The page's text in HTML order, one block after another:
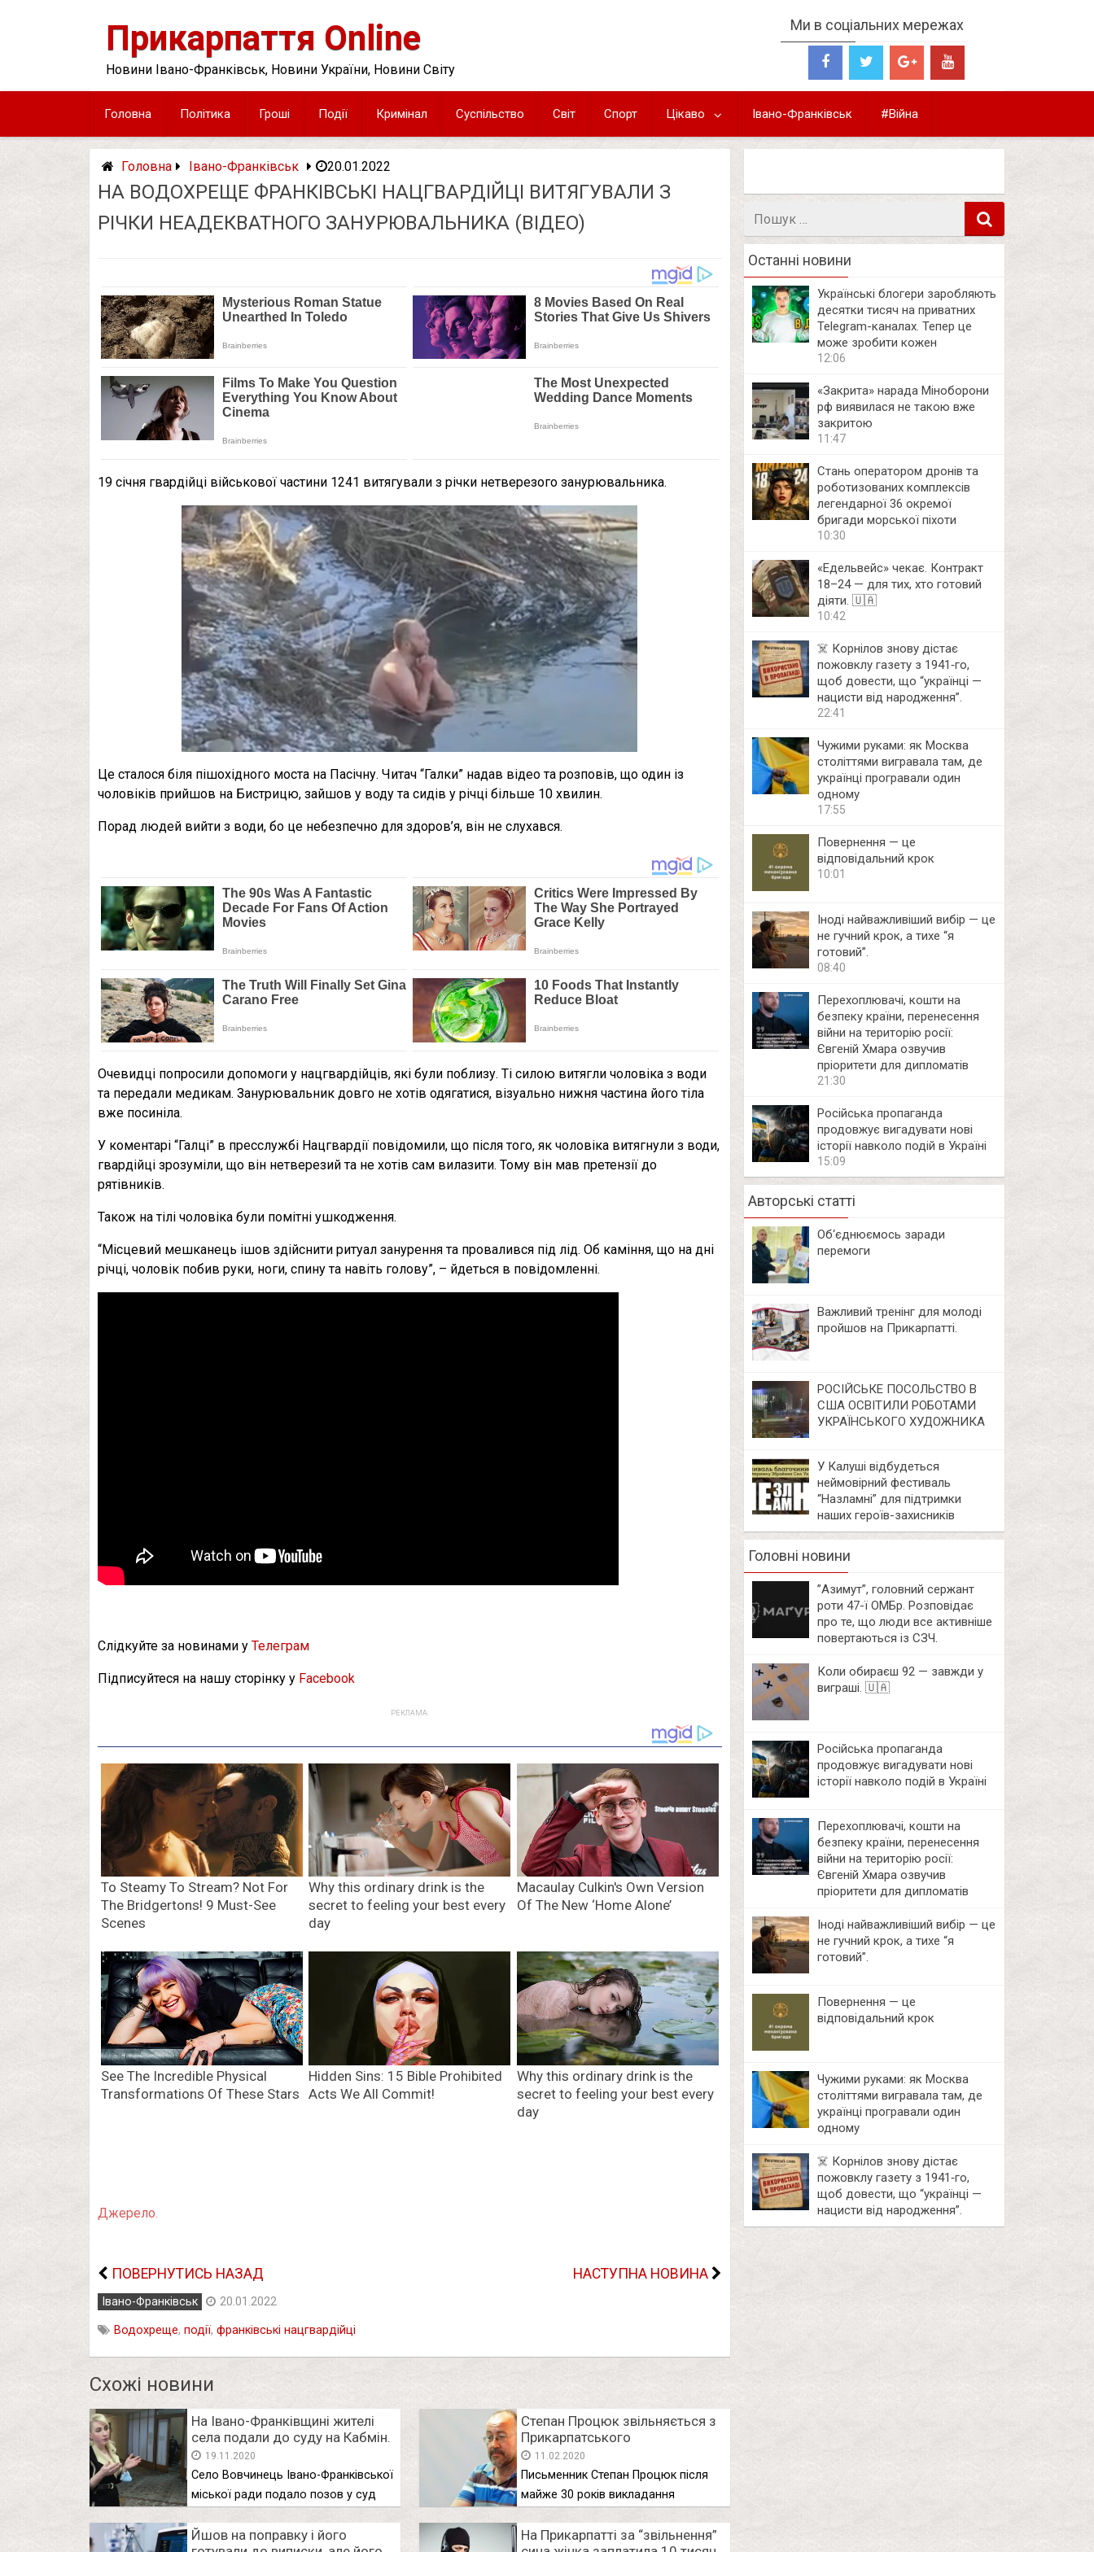
Прикарпаття Online
Новини Івано-Франківськ, Новини України, Новини Світу
Ми в соціальних мережах
Головна Політика Гроші Події Кримінал Суспільство Світ Спорт Цікаво Івано-Франківськ #Війна
Головна Івано-Франківськ 20.01.2022
НА ВОДОХРЕЩЕ ФРАНКІВСЬКІ НАЦГВАРДІЙЦІ ВИТЯГУВАЛИ З
РІЧКИ НЕАДЕКВАТНОГО ЗАНУРЮВАЛЬНИКА (ВІДЕО)
19 січня гвардійці військової частини 1241 витягували з річки нетверезого занурювальника.
Це сталося біля пішохідного моста на Пасічну. Читач “Галки” надав відео та розповів, що один із
чоловіків прийшов на Бистрицю, зайшов у воду та сидів у річці більше 10 хвилин.
Порад людей вийти з води, бо це небезпечно для здоров’я, він не слухався.
Очевидці попросили допомоги у нацгвардійців, які були поблизу. Ті силою витягли чоловіка з води
та передали медикам. Занурювальник довго не хотів одягатися, візуально нижня частина його тіла
вже посиніла.
У коментарі “Галці” в пресслужбі Нацгвардії повідомили, що після того, як чоловіка витягнули з води,
гвардійці зрозуміли, що він нетверезий та не хотів сам вилазити. Тому він мав претензії до
рятівників.
Також на тілі чоловіка були помітні ушкодження.
“Місцевий мешканець ішов здійснити ритуал занурення та провалився під лід. Об каміння, що на дні
річці, чоловік побив руки, ноги, спину та навіть голову”, – йдеться в повідомленні.
Слідкуйте за новинами у Телеграм
Підписуйтеся на нашу сторінку у Facebook
РЕКЛАМА:
Джерело.
ПОВЕРНУТИСЬ НАЗАД НАСТУПНА НОВИНА
Івано-Франківськ 20.01.2022
Водохреще, події, франківські нацгвардійці
Схожі новини
На Івано-Франківщині жителі
села подали до суду на Кабмін.
Відео
19.11.2020
Село Вовчинець Івано-Франківської
міської ради подало позов у суд
Степан Процюк звільняється з
Прикарпатського
національного університету
11.02.2020
Письменник Степан Процюк після
майже 30 років викладання
Йшов на поправку і його
На Прикарпатті за “звільнення”
Останні новини
Українські блогери заробляють
десятки тисяч на приватних
Telegram-каналах. Тепер це
може зробити кожен
12:06
«Закрита» нарада Міноборони
рф виявилася не такою вже
закритою
11:47
Стань оператором дронів та
роботизованих комплексів
легендарної 36 окремої
бригади морської піхоти
10:30
«Едельвейс» чекає. Контракт
18–24 — для тих, хто готовий
діяти. 🇺🇦
10:42
☠️ Корнілов знову дістає
пожовклу газету з 1941‑го,
щоб довести, що “українці —
нацисти від народження”.
22:41
Чужими руками: як Москва
століттями вигравала там, де
українці програвали один
одному
17:55
Повернення — це
відповідальний крок
10:01
Іноді найважливіший вибір — це
не гучний крок, а тихе “я
готовий”.
08:40
Перехоплювачі, кошти на
безпеку країни, перенесення
війни на територію росії:
Євгеній Хмара озвучив
пріоритети для дипломатів
21:30
Російська пропаганда
продовжує вигадувати нові
історії навколо подій в Україні
15:09
Авторські статті
Об‘єднюємось заради
перемоги
Важливий тренінг для молоді
пройшов на Прикарпатті.
РОСІЙСЬКЕ ПОСОЛЬСТВО В
США ОСВІТИЛИ РОБОТАМИ
УКРАЇНСЬКОГО ХУДОЖНИКА
У Калуші відбудеться
неймовірний фестиваль
“Назламні” для підтримки
наших героїв-захисників
Головні новини
⁨”Азимут”, головний сержант
роти 47-ї ОМБр. Розповідає
про те, що люди все активніше
повертаються із СЗЧ.
Коли обираєш 92 — завжди у
виграші. 🇺🇦
Російська пропаганда
продовжує вигадувати нові
історії навколо подій в Україні
Перехоплювачі, кошти на
безпеку країни, перенесення
війни на територію росії:
Євгеній Хмара озвучив
пріоритети для дипломатів
Іноді найважливіший вибір — це
не гучний крок, а тихе “я
готовий”.
Повернення — це
відповідальний крок
Чужими руками: як Москва
століттями вигравала там, де
українці програвали один
одному
☠️ Корнілов знову дістає
пожовклу газету з 1941‑го,
щоб довести, що “українці —
нацисти від народження”.